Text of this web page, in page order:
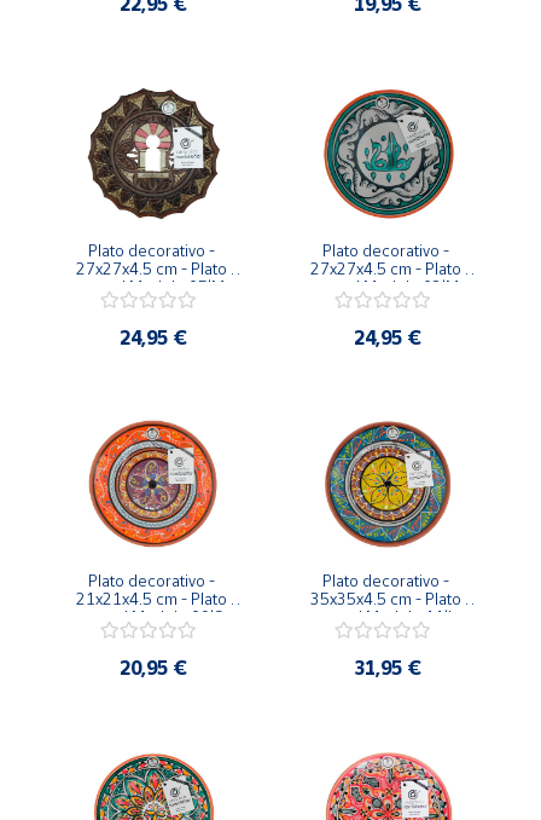
Plato decorativo -
27x27x4.5 cm - Plato
pared Modelo 05|M
24,95 €
Plato decorativo -
27x27x4.5 cm - Plato
pared Modelo 02|M
24,95 €
Plato decorativo -
21x21x4.5 cm - Plato
pared Modelo 09|S
20,95 €
Plato decorativo -
35x35x4.5 cm - Plato
pared Modelo 11|L
31,95 €